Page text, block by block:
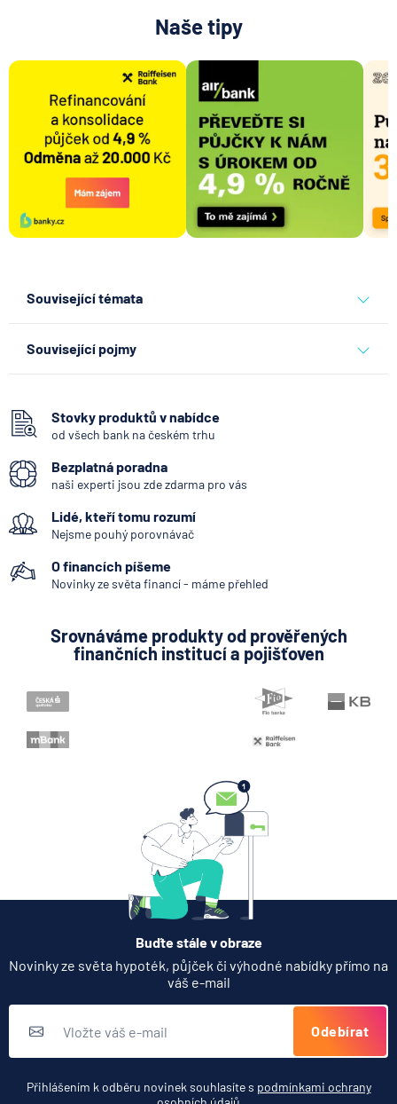
Naše tipy
Související témata
Související pojmy
Vkladomat
SEPA Platba
George Česká spořitelna
Zpoždění splátky
Zastoupení zahraniční banky
Konstantní symbol
Variabilní symbol
KYC (Know Your Customer)
Stovky produktů v nabídce
od všech bank na českém trhu
Bezplatná poradna
naši experti jsou zde zdarma pro vás
Lidé, kteří tomu rozumí
Nejsme pouhý porovnávač
O financích píšeme
Novinky ze světa financí - máme přehled
Srovnáváme produkty od prověřených
finančních institucí a pojišťoven
Buďte stále v obraze
Novinky ze světa hypoték, půjček či výhodné nabídky přímo na
váš e-mail
Odebírat
Přihlášením k odběru novinek souhlasíte s podmínkami ochrany